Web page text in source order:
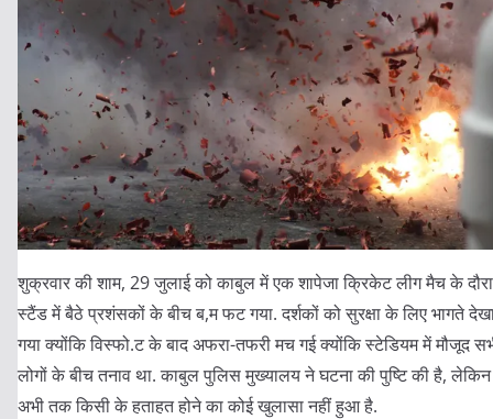
शुक्रवार की शाम, 29 जुलाई को काबुल में एक शापेजा क्रिकेट लीग मैच के
स्टैंड में बैठे प्रशंसकों के बीच ब,म फट गया. दर्शकों को सुरक्षा के लिए भागते
गया क्योंकि विस्फो.ट के बाद अफरा-तफरी मच गई क्योंकि स्टेडियम में मौजूद
लोगों के बीच तनाव था. काबुल पुलिस मुख्यालय ने घटना की पुष्टि की है, लेकिन
अभी तक किसी के हताहत होने का कोई खुलासा नहीं हुआ है.